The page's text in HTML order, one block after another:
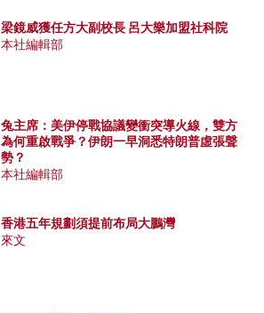
梁鏡威獲任方大副校長 呂大樂加盟社科院
本社編輯部
兔主席：美伊停戰協議變衝突導火線，雙方
為何重啟戰爭？伊朗一早洞悉特朗普虛張聲
勢？
本社編輯部
香港五年規劃須提前布局大鵬灣
來文